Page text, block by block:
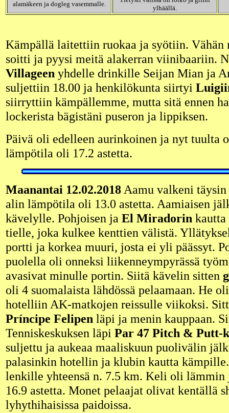
alamäkeen ja dogleg vasemmalle.
ylhäällä.
Kämpällä laitettiin ruokaa ja syötiin. Vähän
soitti ja pyysi meitä alakerran viinibaariin.
Villageen yhdelle drinkille Seijan Mian ja
suljettiin 18.00 ja henkilökunta siirtyi
siirryttiin kämpällemme, mutta sitä ennen
lockerista bägistäni puseron ja lippiksen.
Päivä oli edelleen aurinkoinen ja nyt tuulta
lämpötila oli 17.2 astetta.
Maanantai 12.02.2018Aamu valkeni täysin
alin lämpötila oli 13.0 astetta. Aamiaisen
kävelylle. Pohjoisen ja El Miradorin
tielle, joka kulkee kenttien välistä.
portti ja korkea muuri, josta ei yli päässyt.
puolella oli onneksi liikenneympyrässä
avasivat minulle portin. Siitä kävelin sitten
oli 4 suomalaista lähdössä pelaamaan. He
hotelliin AK-matkojen reissulle viikoksi.
Príncipe Felipen läpi ja menin kauppaan.
Tenniskeskuksen läpi Par 47 Pitch & Putt-
suljettu ja aukeaa maaliskuun puolivälin
palasinkin hotellin ja klubin kautta
lenkille yhteensä n. 7.5 km. Keli oli
16.9 astetta. Monet pelaajat olivat kentällä
lyhythihaisissa paidoissa.